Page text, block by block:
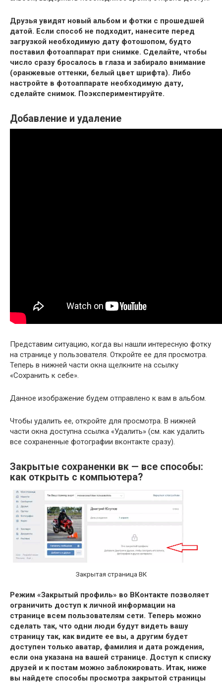
Друзья увидят новый альбом и фотки с прошедшей
датой. Если способ не подходит, нанесите перед
загрузкой необходимую дату фотошопом, будто
поставил фотоаппарат при снимке. Сделайте, чтобы
число сразу бросалось в глаза и забирало внимание
(оранжевые оттенки, белый цвет шрифта). Либо
настройте в фотоаппарате необходимую дату,
сделайте снимок. Поэкспериментируйте.
Добавление и удаление
Представим ситуацию, когда вы нашли интересную фотку
на странице у пользователя. Откройте ее для просмотра.
Теперь в нижней части окна щелкните на ссылку
«Сохранить к себе».
Данное изображение будем отправлено к вам в альбом.
Чтобы удалить ее, откройте для просмотра. В нижней
части окна доступна ссылка «Удалить» (см. как удалить
все сохраненные фотографии вконтакте сразу).
Закрытые сохраненки вк — все способы:
как открыть с компьютера?
Закрытая страница ВК
Режим «Закрытый профиль» во ВКонтакте позволяет
ограничить доступ к личной информации на
странице всем пользователям сети. Теперь можно
сделать так, что одни люди будут видеть вашу
страницу так, как видите ее вы, а другим будет
доступен только аватар, фамилия и дата рождения,
если она указана на вашей странице. Доступ к списку
друзей и к постам можно заблокировать. Итак, ниже
вы найдете способы просмотра закрытой страницы